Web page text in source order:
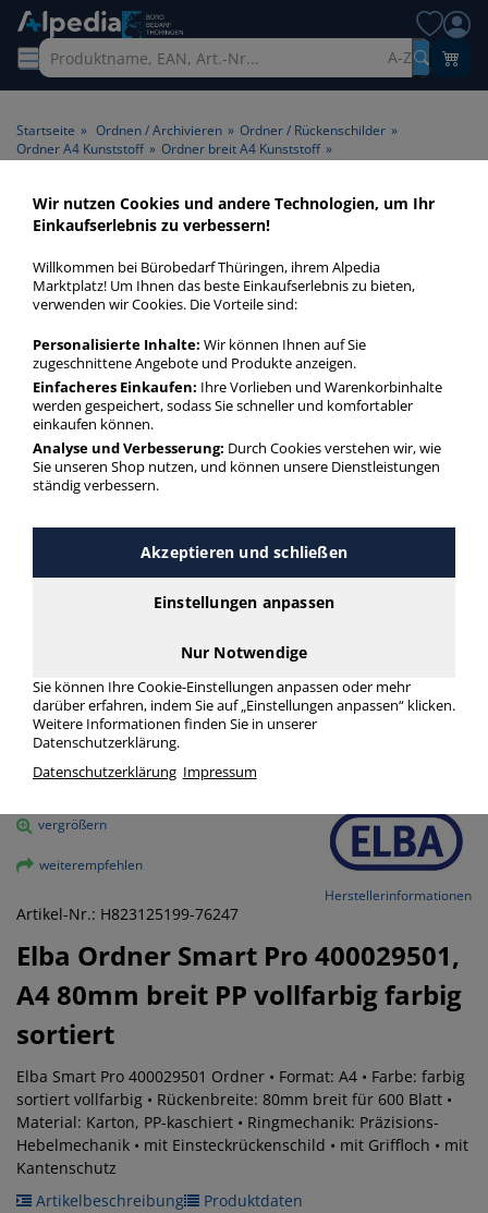
A-Z
Startseite » Ordnen / Archivieren » Ordner / Rückenschilder »
Ordner A4 Kunststoff » Ordner breit A4 Kunststoff »
Herstellerinformationen
vergrößern
weiterempfehlen
Artikel-Nr.: H823125199-76247
Elba Ordner Smart Pro 400029501,
A4 80mm breit PP vollfarbig farbig
sortiert
Elba Smart Pro 400029501 Ordner • Format: A4 • Farbe: farbig
sortiert vollfarbig • Rückenbreite: 80mm breit für 600 Blatt •
Material: Karton, PP-kaschiert • Ringmechanik: Präzisions-
Hebelmechanik • mit Einsteckrückenschild • mit Griffloch • mit
Kantenschutz
Artikelbeschreibung
Produktdaten
Wir nutzen Cookies und andere Technologien, um Ihr
Einkaufserlebnis zu verbessern!
Willkommen bei Bürobedarf Thüringen, ihrem Alpedia
Marktplatz! Um Ihnen das beste Einkaufserlebnis zu bieten,
verwenden wir Cookies. Die Vorteile sind:
Personalisierte Inhalte: Wir können Ihnen auf Sie
zugeschnittene Angebote und Produkte anzeigen.
Einfacheres Einkaufen: Ihre Vorlieben und Warenkorbinhalte
werden gespeichert, sodass Sie schneller und komfortabler
einkaufen können.
Analyse und Verbesserung: Durch Cookies verstehen wir, wie
Sie unseren Shop nutzen, und können unsere Dienstleistungen
ständig verbessern.
Akzeptieren und schließen
Einstellungen anpassen
Nur Notwendige
Sie können Ihre Cookie-Einstellungen anpassen oder mehr
darüber erfahren, indem Sie auf „Einstellungen anpassen“ klicken.
Weitere Informationen finden Sie in unserer
Datenschutzerklärung.
Datenschutzerklärung Impressum